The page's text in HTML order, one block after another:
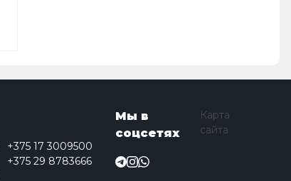
+375 17 3009500
+375 29 8783666
Мы в
соцсетях
Карта
сайта